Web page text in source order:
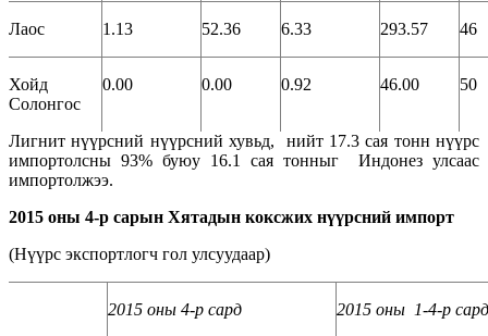
Лаос 1.13 52.36 6.33 293.57 46
Хойд
Солонгос
0.00 0.00 0.92 46.00 50
Лигнит нүүрсний нүүрсний хувьд, нийт 17.3 сая тонн нүүрс
импортолсны 93% буюу 16.1 сая тонныг Индонез улсаас
импортолжээ.
2015 оны 4-р сарын Хятадын коксжих нүүрсний импорт
(Нүүрс экспортлогч гол улсуудаар)
2015 оны 4-р сард 2015 оны 1-4-р сард